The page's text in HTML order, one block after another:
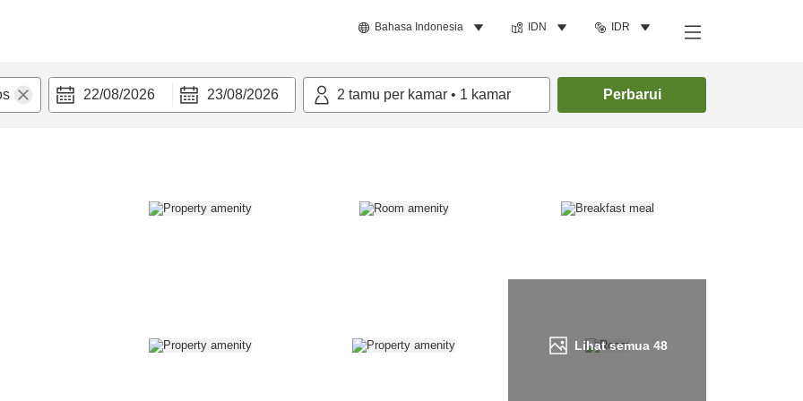
Bahasa Indonesia IDN IDR
22/08/2026 23/08/2026 2 tamu per kamar • 1 kamar Perbarui
Lihat semua 48
Cari kamar